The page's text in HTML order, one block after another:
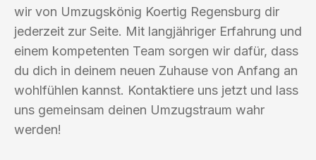
wir von Umzugskönig Koertig Regensburg dir
jederzeit zur Seite. Mit langjähriger Erfahrung und
einem kompetenten Team sorgen wir dafür, dass
du dich in deinem neuen Zuhause von Anfang an
wohlfühlen kannst. Kontaktiere uns jetzt und lass
uns gemeinsam deinen Umzugstraum wahr
werden!